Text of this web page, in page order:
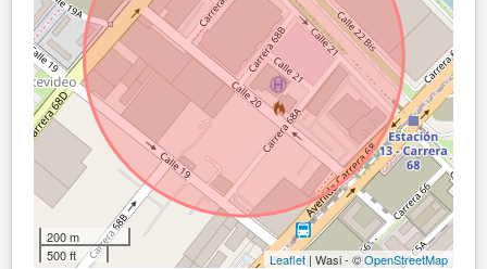
200 m
500 ft
Leaflet | Wasi - ©OpenStreetMap